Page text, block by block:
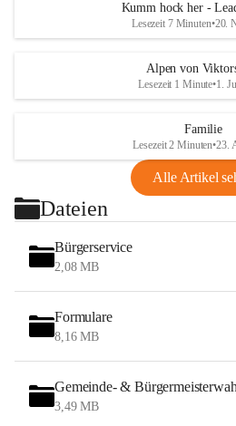
Kumm hock her -
Lesezeit 7 Minuten•20.
Alpen von
Lesezeit 1 Minute•1.
Familie
Lesezeit 2 Minuten•23.
Alle Artikel
Dateien
Bürgerservice
2,08 MB
Formulare
8,16 MB
Gemeinde- &
3,49 MB